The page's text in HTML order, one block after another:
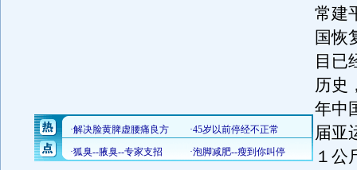
常建
国恢
目已
历史
年中
届亚
１公